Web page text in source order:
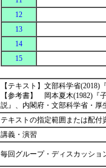
12
13
14
15
【テキスト】文部科学省
【参考書】 岡本夏木(1982)『
説』、内閣府・文部科学省・厚
テキストの指定範囲または配付
講義・演習
毎回グループ・ディスカッショ